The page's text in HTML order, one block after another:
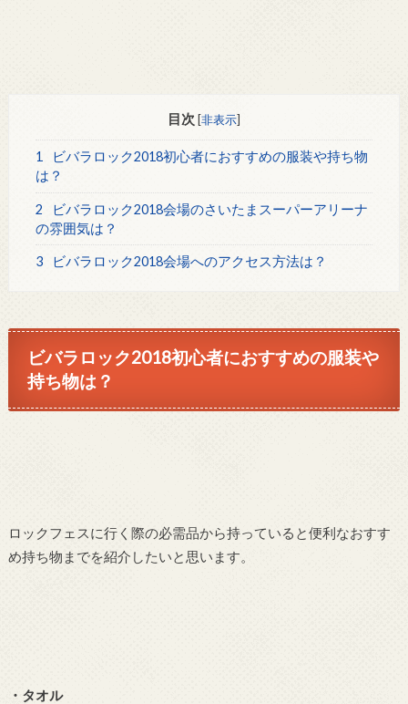
目次 [非表示]
1
ビバラロック2018初心者におすすめの服装や持ち物
は？
2
ビバラロック2018会場のさいたまスーパーアリーナ
の雰囲気は？
3 ビバラロック2018会場へのアクセス方法は？
ビバラロック2018初心者におすすめの服装や
持ち物は？
ロックフェスに行く際の必需品から持っていると便利なおすす
め持ち物までを紹介したいと思います。
・タオル